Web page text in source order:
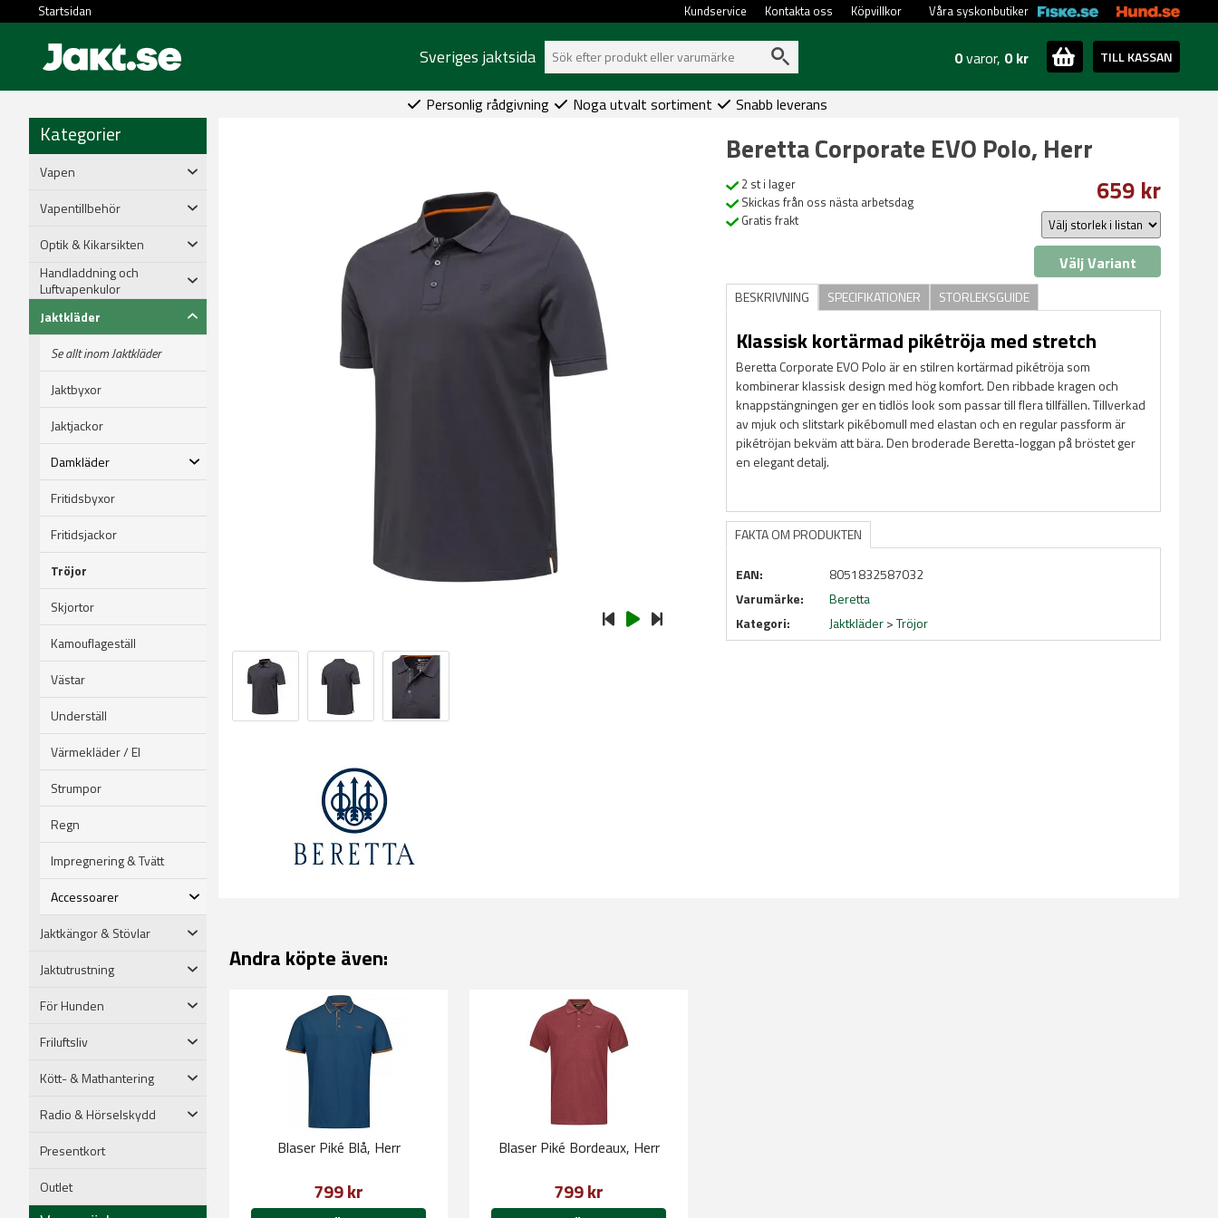
Startsidan Våra syskonbutiker
Köpvillkor
Kontakta oss
Kundservice
Sveriges jaktsida 0varor, 0 kr TILL KASSAN
Personlig rådgivning Noga utvalt sortiment Snabb leverans
Kategorier
Vapen
Vapentillbehör
Optik & Kikarsikten
Handladdning och
Luftvapenkulor
Jaktkläder
Se allt inom Jaktkläder
Jaktbyxor
Jaktjackor
Damkläder
Fritidsbyxor
Fritidsjackor
Tröjor
Skjortor
Kamouflageställ
Västar
Underställ
Värmekläder / El
Strumpor
Regn
Impregnering & Tvätt
Accessoarer
Jaktkängor & Stövlar
Jaktutrustning
För Hunden
Friluftsliv
Kött- & Mathantering
Radio & Hörselskydd
Presentkort
Outlet
Beretta Corporate EVO Polo, Herr
2 st i lager
Skickas från oss nästa arbetsdag
Gratis frakt
659 kr
Välj Variant
BESKRIVNING SPECIFIKATIONER STORLEKSGUIDE
Klassisk kortärmad pikétröja med stretch
Beretta Corporate EVO Polo är en stilren kortärmad pikétröja som
kombinerar klassisk design med hög komfort. Den ribbade kragen och
knappstängningen ger en tidlös look som passar till flera tillfällen. Tillverkad
av mjuk och slitstark pikébomull med elastan och en regular passform är
pikétröjan bekväm att bära. Den broderade Beretta-loggan på bröstet ger
en elegant detalj.
FAKTA OM PRODUKTEN
EAN:
8051832587032
Varumärke:
Beretta
Kategori:
Jaktkläder>Tröjor
Andra köpte även:
Blaser Piké Blå, Herr
799 kr
Blaser Piké Bordeaux, Herr
799 kr